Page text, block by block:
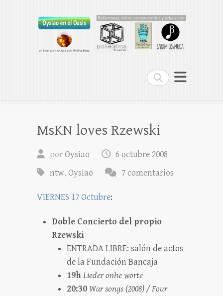
Buscar
Oysiao en el Oasis
MsKN loves Rzewski
porOysiao
6 octubre 2008
ntw, Oysiao 7 comentarios
VIERNES 17 Octubre:
Doble Concierto del propio
Rzewski
ENTRADA LIBRE: salón de actos
de la Fundación Bancaja
19hLieder onhe worte
20:30 War songs (2008) / Four